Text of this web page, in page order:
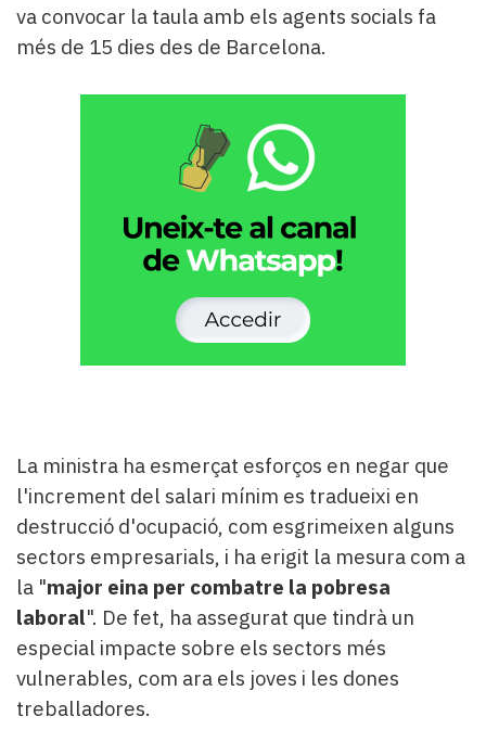
va convocar la taula amb els agents socials fa
més de 15 dies des de Barcelona.
La ministra ha esmerçat esforços en negar que
l'increment del salari mínim es tradueixi en
destrucció d'ocupació, com esgrimeixen alguns
sectors empresarials, i ha erigit la mesura com a
la "major eina per combatre la pobresa
laboral". De fet, ha assegurat que tindrà un
especial impacte sobre els sectors més
vulnerables, com ara els joves i les dones
treballadores.